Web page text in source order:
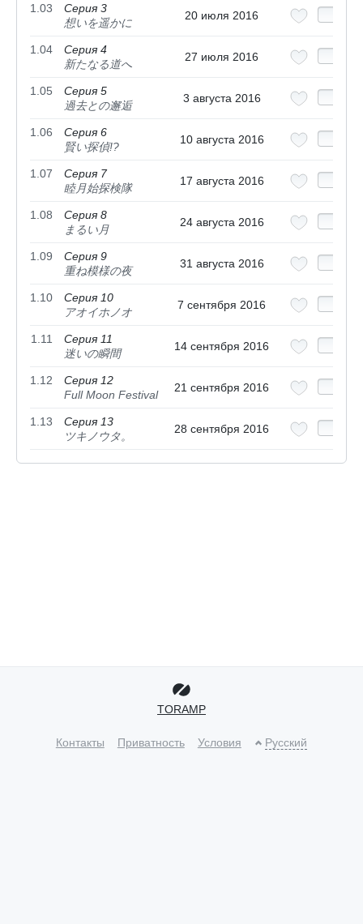
1.03
Серия 3
想いを遥かに
20 июля 2016
1.04
Серия 4
新たなる道へ
27 июля 2016
1.05
Серия 5
過去との邂逅
3 августа 2016
1.06
Серия 6
賢い探偵!?
10 августа 2016
1.07
Серия 7
睦月始探検隊
17 августа 2016
1.08
Серия 8
まるい月
24 августа 2016
1.09
Серия 9
重ね模様の夜
31 августа 2016
1.10
Серия 10
アオイホノオ
7 сентября 2016
1.11
Серия 11
迷いの瞬間
14 сентября 2016
1.12
Серия 12
Full Moon Festival
21 сентября 2016
1.13
Серия 13
ツキノウタ。
28 сентября 2016
TORAMP
Контакты Приватность Условия Русский